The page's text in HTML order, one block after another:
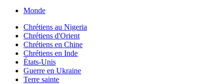
Monde
Chrétiens au Nigeria
Chrétiens d'Orient
Chrétiens en Chine
Chrétiens en Inde
États-Unis
Guerre en Ukraine
Terre sainte